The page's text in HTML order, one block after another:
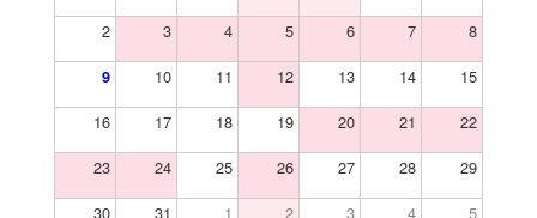
2
3 4 5 6 7 8
9 10 11 12 13 14
15
16
17 18 19 20 21
22
23
24 25 26 27 28
29
30
31 1 2 3 4 5